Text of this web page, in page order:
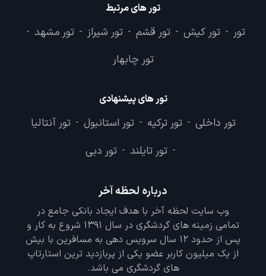
تور های مرتبط
تور - تور کیش - تور قشم - تور شیراز - تور مشهد -
تور چابهار
تور های پیشنهادی
تور داخلی - تور ترکیه - تور استانبول - تور آنتالیا
- تور تایلند - تور دبی
درباره لحظه آخر
وب سایت لحظه آخر با هدف ایجاد بانکی جامع در
تمامی زمینه های گردشگری در سال 1391 شروع به کار و
پس از حدود 12 سال سرویس دهی به مسافرین با بیش
از یک میلیون کاربر عضو یکی از پربازدید ترین استارتاپ
های گردشگری می باشد.